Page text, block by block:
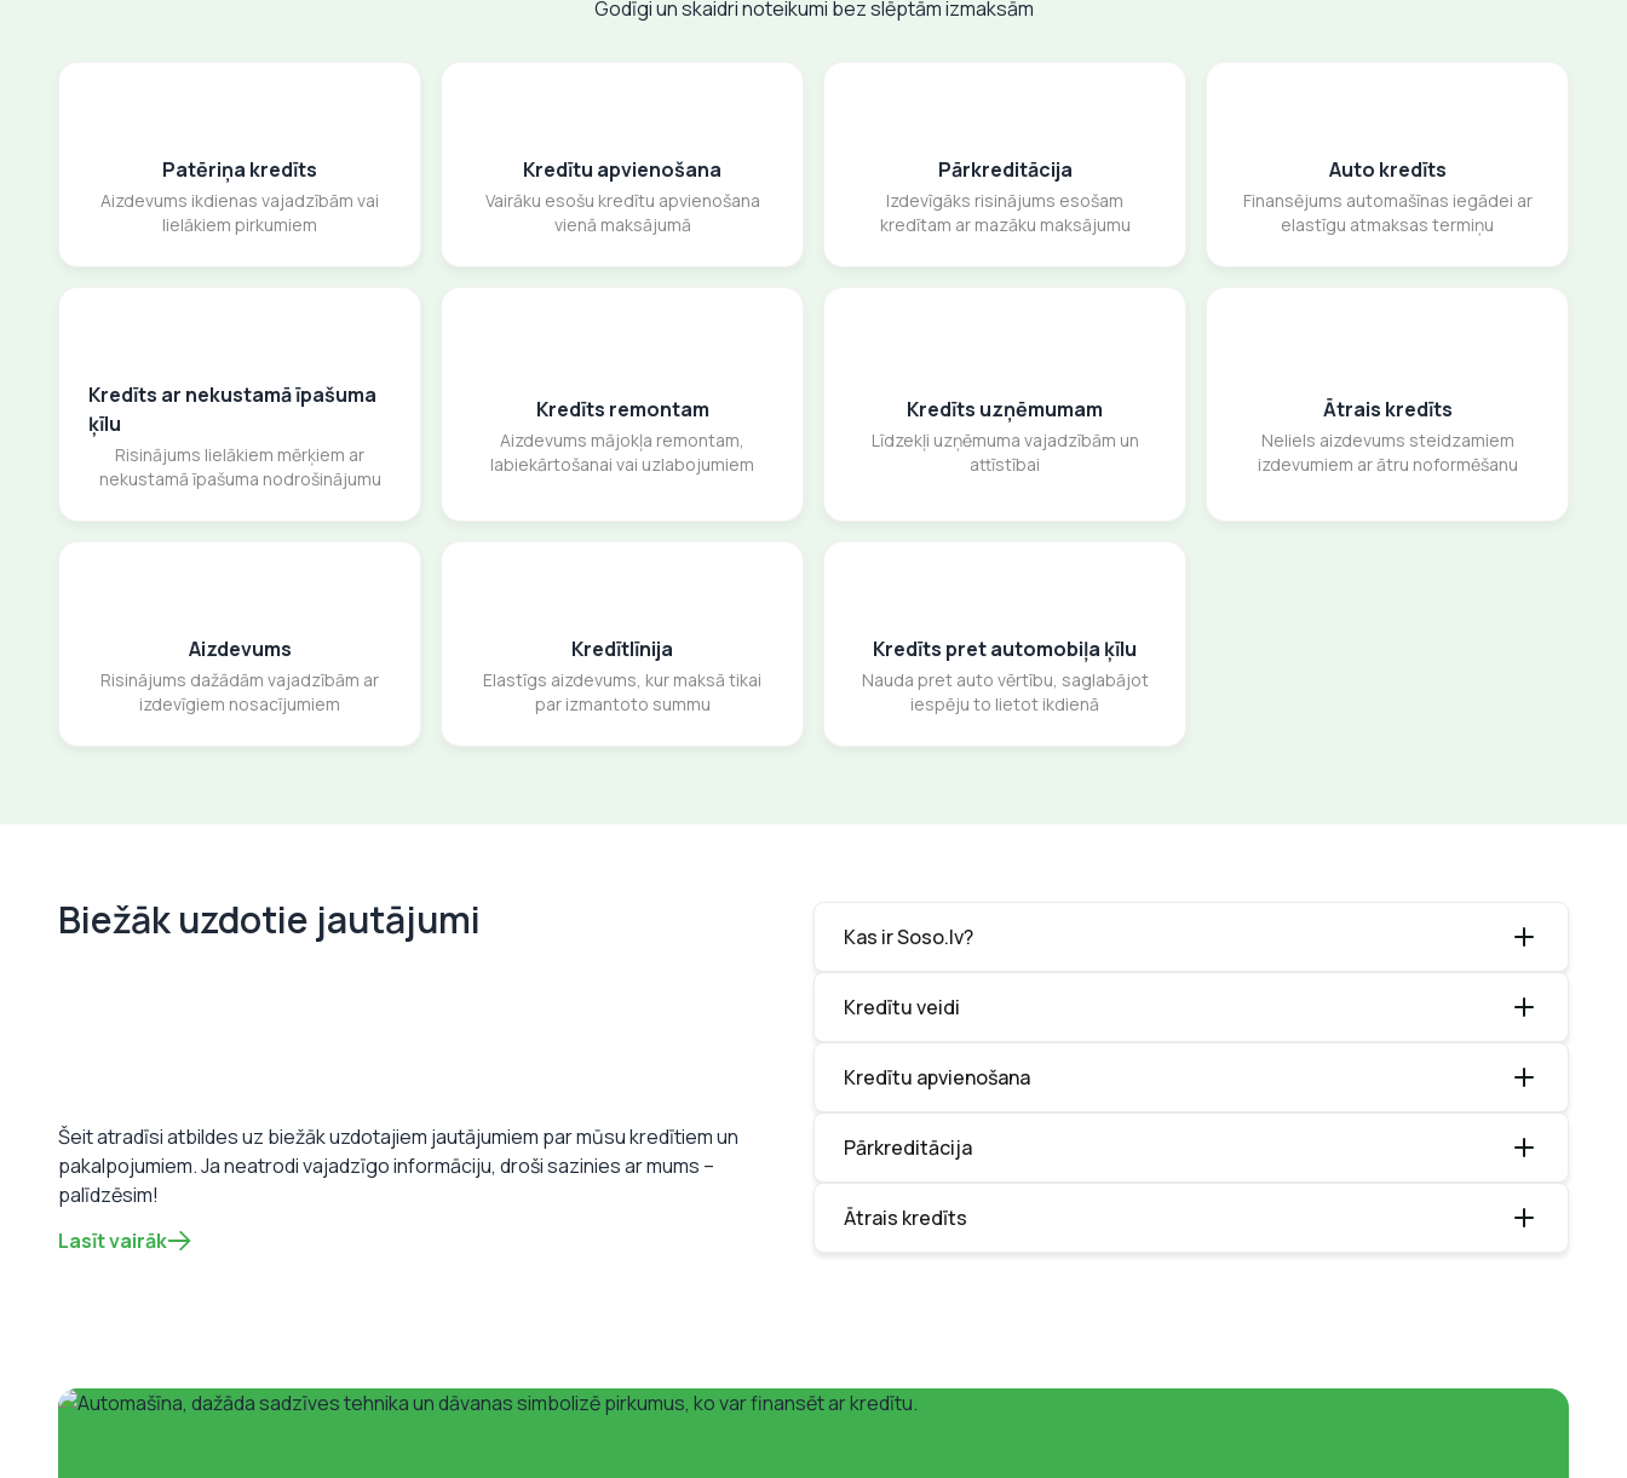
Godīgi un skaidri noteikumi bez slēptām izmaksām
Patēriņa kredīts
Aizdevums ikdienas vajadzībām vai
lielākiem pirkumiem
Kredītu apvienošana
Vairāku esošu kredītu apvienošana
vienā maksājumā
Pārkreditācija
Izdevīgāks risinājums esošam
kredītam ar mazāku maksājumu
Auto kredīts
Finansējums automašīnas iegādei ar
elastīgu atmaksas termiņu
Kredīts ar nekustamā īpašuma
ķīlu
Risinājums lielākiem mērķiem ar
nekustamā īpašuma nodrošinājumu
Kredīts remontam
Aizdevums mājokļa remontam,
labiekārtošanai vai uzlabojumiem
Kredīts uzņēmumam
Līdzekļi uzņēmuma vajadzībām un
attīstībai
Ātrais kredīts
Neliels aizdevums steidzamiem
izdevumiem ar ātru noformēšanu
Aizdevums
Risinājums dažādām vajadzībām ar
izdevīgiem nosacījumiem
Kredītlīnija
Elastīgs aizdevums, kur maksā tikai
par izmantoto summu
Kredīts pret automobiļa ķīlu
Nauda pret auto vērtību, saglabājot
iespēju to lietot ikdienā
Biežāk uzdotie jautājumi
Šeit atradīsi atbildes uz biežāk uzdotajiem jautājumiem par mūsu kredītiem un
pakalpojumiem. Ja neatrodi vajadzīgo informāciju, droši sazinies ar mums –
palīdzēsim!
Lasīt vairāk
Kas ir Soso.lv?
Kredītu veidi
Kredītu apvienošana
Pārkreditācija
Ātrais kredīts